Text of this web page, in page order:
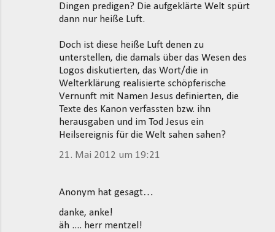
Dingen predigen? Die aufgeklärte Welt spürt
dann nur heiße Luft.
Doch ist diese heiße Luft denen zu
unterstellen, die damals über das Wesen des
Logos diskutierten, das Wort/die in
Welterklärung realisierte schöpferische
Vernunft mit Namen Jesus definierten, die
Texte des Kanon verfassten bzw. ihn
herausgaben und im Tod Jesus ein
Heilsereignis für die Welt sahen sahen?
21. Mai 2012 um 19:21
Anonym hat gesagt…
danke, anke!
äh .... herr mentzel!